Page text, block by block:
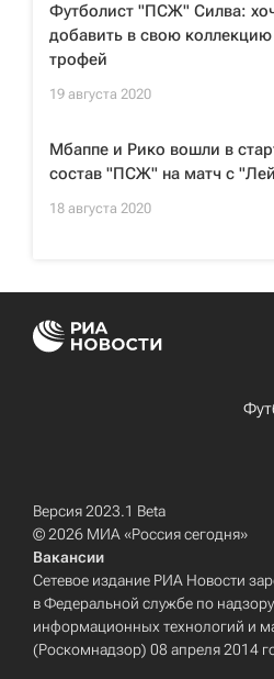
Футболист "ПСЖ" Силва:
добавить в свою
трофей
19 августа 2020
Мбаппе и Рико вошли в
состав "ПСЖ" на матч с
18 августа 2020
Версия 2023.1 Beta
© 2026 МИА «Россия сегодня»
Вакансии
Сетевое издание РИА Новости
в Федеральной службе по
информационных технологий и
(Роскомнадзор) 08 апреля 2014